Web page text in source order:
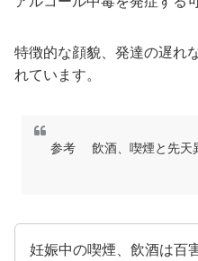
特徴的な顔貌、発達の遅れ
れています。
参考 飲酒、喫煙と先
妊娠中の喫煙、飲酒は百